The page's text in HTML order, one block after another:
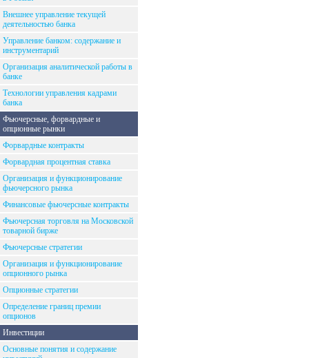
Внешнее управление текущей
деятельностью банка
Управление банком: содержание и
инструментарий
Организация аналитической работы в
банке
Технологии управления кадрами
банка
Фьючерсные, форвардные и
опционные рынки
Форвардные контракты
Форвардная процентная ставка
Организация и функционирование
фьючерсного рынка
Финансовые фьючерсные контракты
Фьючерсная торговля на Московской
товарной бирже
Фьючерсные стратегии
Организация и функционирование
опционного рынка
Опционные стратегии
Определение границ премии
опционов
Инвестиции
Основные понятия и содержание